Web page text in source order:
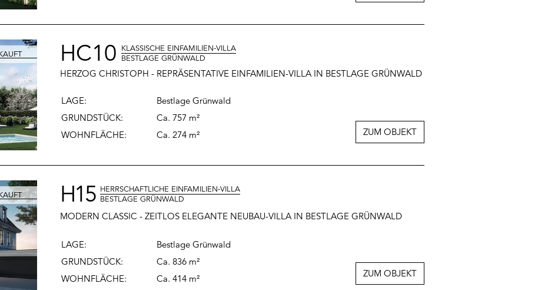
HC10
KLASSISCHE EINFAMILIEN-VILLA
BESTLAGE GRÜNWALD
HERZOG CHRISTOPH - REPRÄSENTATIVE EINFAMILIEN-VILLA IN BESTLAGE GRÜNWALD
LAGE:
Bestlage Grünwald
GRUNDSTÜCK:
Ca. 757 m²
WOHNFLÄCHE: Ca. 274 m² ZUM OBJEKT
H15 HERRSCHAFTLICHE EINFAMILIEN-VILLA
BESTLAGE GRÜNWALD
MODERN CLASSIC - ZEITLOS ELEGANTE NEUBAU-VILLA IN BESTLAGE GRÜNWALD
LAGE:
Bestlage Grünwald
GRUNDSTÜCK:
Ca. 836 m²
WOHNFLÄCHE: Ca. 414 m² ZUM OBJEKT